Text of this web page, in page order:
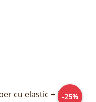
-25%
Prețul
Prețul